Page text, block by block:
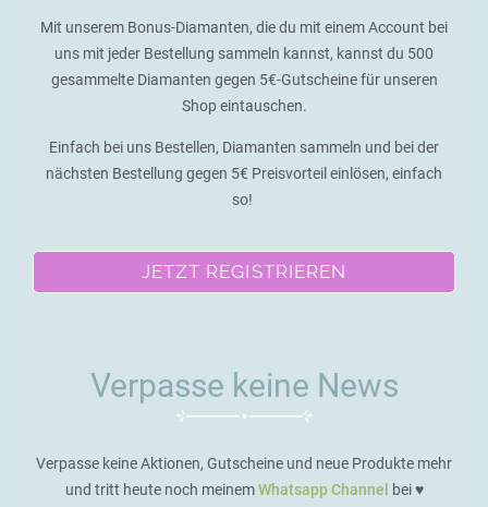
Mit unserem Bonus-Diamanten, die du mit einem Account bei
uns mit jeder Bestellung sammeln kannst, kannst du 500
gesammelte Diamanten gegen 5€-Gutscheine für unseren
Shop eintauschen.
Einfach bei uns Bestellen, Diamanten sammeln und bei der
nächsten Bestellung gegen 5€ Preisvorteil einlösen, einfach
so!
JETZT REGISTRIEREN
Verpasse keine News
Verpasse keine Aktionen, Gutscheine und neue Produkte mehr
und tritt heute noch meinemWhatsapp Channel bei ♥️